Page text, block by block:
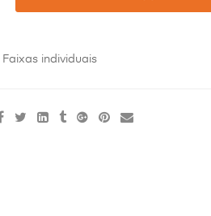
Faixas individuais